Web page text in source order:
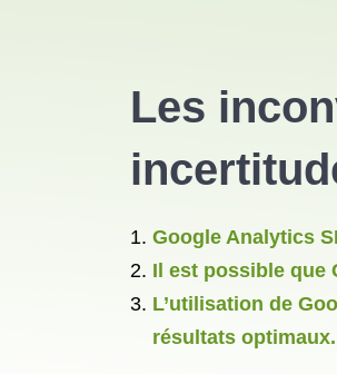
Les
Google Analytics
Il est possible que
L’utilisation de
résultats optimaux.